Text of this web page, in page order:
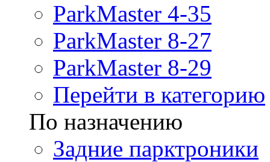
ParkMaster 4-35
ParkMaster 8-27
ParkMaster 8-29
Перейти в категорию
По назначению
Задние парктроники